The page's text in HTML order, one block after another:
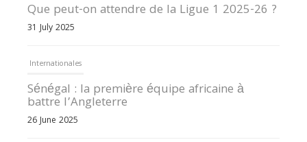
Que peut-on attendre de la Ligue 1 2025-26 ?
31 July 2025
Internationales
Sénégal : la première équipe africaine à
battre l’Angleterre
26 June 2025